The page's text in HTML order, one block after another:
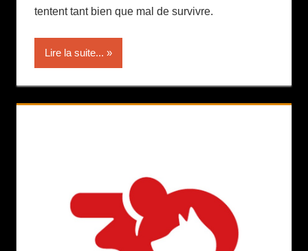
tentent tant bien que mal de survivre.
Lire la suite...